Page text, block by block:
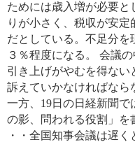
ためには歳入増が必要
りが小さく、税収が安
だとしている。不足分を
３％程度になる。 会議
引き上げがやむを得ない
訴えていかなければなら
一方、19日の日経新聞
の影、問われる役割」を
・・全国知事会議は遅